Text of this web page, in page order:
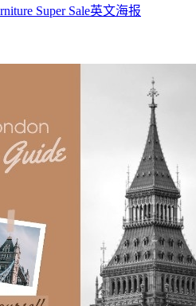
Super Sale英文海报